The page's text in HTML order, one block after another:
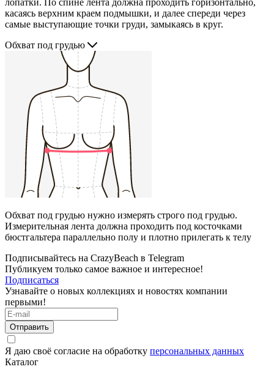
касаясь верхним краем подмышки, и далее спереди через
самые выступающие точки груди, замыкаясь в круг.
Обхват под грудью
Обхват под грудью нужно измерять строго под грудью.
Измерительная лента должна проходить под косточками
бюстгальтера параллельно полу и плотно прилегать к телу
Подписывайтесь на CrazyBeach в Telegram
Публикуем только самое важное и интересное!
Подписаться
Узнавайте о новых коллекциях и новостях компании
первыми!
Отправить
Я даю своё согласие на обработку персональных данных
Каталог